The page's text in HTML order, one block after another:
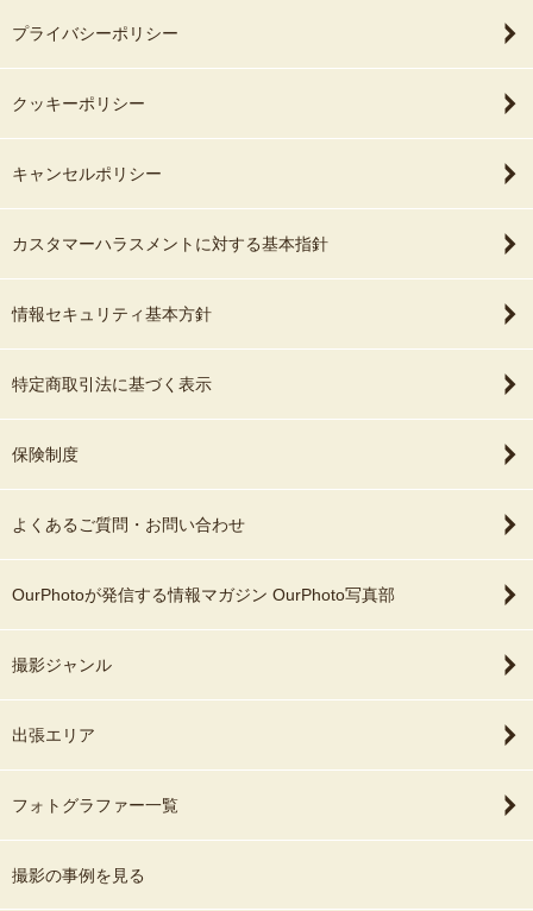
プライバシーポリシー
クッキーポリシー
キャンセルポリシー
カスタマーハラスメントに対する基本指針
情報セキュリティ基本方針
特定商取引法に基づく表示
保険制度
よくあるご質問・お問い合わせ
OurPhotoが発信する情報マガジン OurPhoto写真部
撮影ジャンル
出張エリア
フォトグラファー一覧
撮影の事例を見る